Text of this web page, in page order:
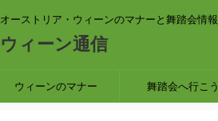
オーストリア・ウィーンのマナーと舞踏会情報
ウィーン通信
ウィーンのマナー 舞踏会へ行こう